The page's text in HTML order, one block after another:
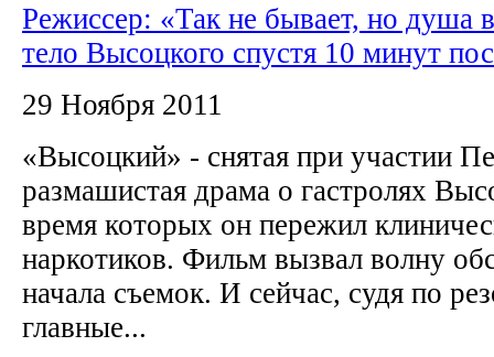
Режиссер: «Так не бывает, но душа
тело Высоцкого спустя 10 минут
29 Ноября 2011
«Высоцкий» - снятая при участии
размашистая драма о гастролях
время которых он пережил
наркотиков. Фильм вызвал волну
начала съемок. И сейчас, судя по
главные...